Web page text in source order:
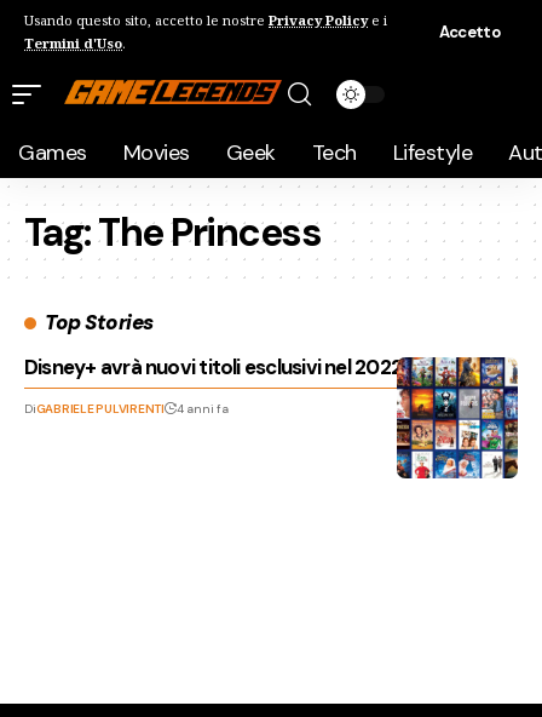
Usando questo sito, accetto le nostre Privacy Policye i
Termini d'Uso.
Accetto
Games Movies Geek Tech Lifestyle
Tag:The Princess
Top Stories
Disney+ avrà nuovi titoli esclusivi nel 2022 e 2023
DiGABRIELE PULVIRENTI 4 anni fa